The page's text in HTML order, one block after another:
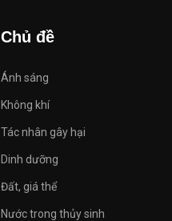
Chủ đề
Ánh sáng
Không khí
Tác nhân gây hại
Dinh dưỡng
Đất, giá thể
Nước trong thủy sinh